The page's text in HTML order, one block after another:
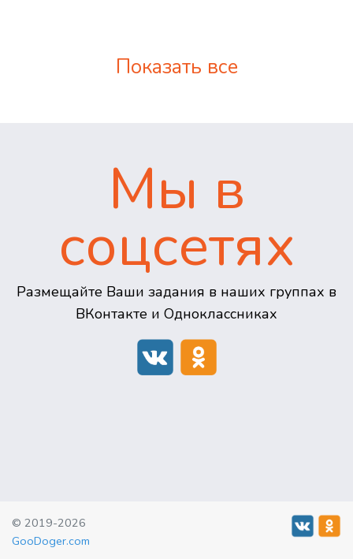
Показать все
Мы в
соцсетях
Размещайте Ваши задания в наших группах в
ВКонтакте и Одноклассниках
© 2019-2026
GooDoger.com